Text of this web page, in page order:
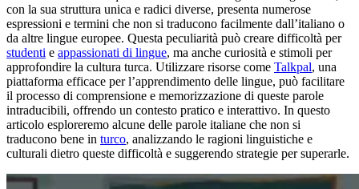
con la sua struttura unica e radici diverse, presenta numerose
espressioni e termini che non si traducono facilmente dall’italiano o
da altre lingue europee. Questa peculiarità può creare difficoltà per
studenti e appassionati di lingue, ma anche curiosità e stimoli per
approfondire la cultura turca. Utilizzare risorse come Talkpal, una
piattaforma efficace per l’apprendimento delle lingue, può facilitare
il processo di comprensione e memorizzazione di queste parole
intraducibili, offrendo un contesto pratico e interattivo. In questo
articolo esploreremo alcune delle parole italiane che non si
traducono bene in turco, analizzando le ragioni linguistiche e
culturali dietro queste difficoltà e suggerendo strategie per superarle.